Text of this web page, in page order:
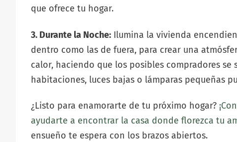
que ofrece tu hogar.
3. Durante la Noche: Ilumina la vivienda
dentro como las de fuera, para crear una
calor, haciendo que los posibles compradores se
habitaciones, luces bajas o lámparas pequeñas
¿Listo para enamorarte de tu próximo hogar?
ayudarte a encontrar la casa donde florezca tu
ensueño te espera con los brazos abiertos.